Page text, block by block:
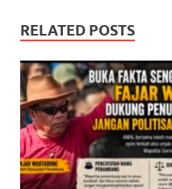
RELATED POSTS